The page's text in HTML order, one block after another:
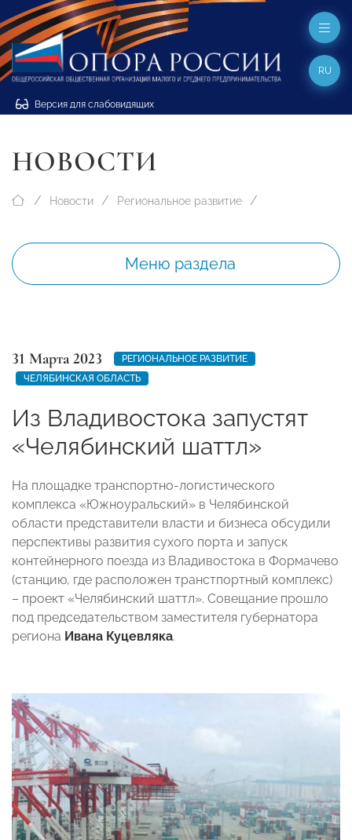
Версия для слабовидящих
RU
НОВОСТИ
Новости Региональное развитие
Меню раздела
31 Марта 2023
РЕГИОНАЛЬНОЕ РАЗВИТИЕ
ЧЕЛЯБИНСКАЯ ОБЛАСТЬ
Из Владивостока запустят
«Челябинский шаттл»
На площадке транспортно-логистического
комплекса «Южноуральский» в Челябинской
области представители власти и бизнеса обсудили
перспективы развития сухого порта и запуск
контейнерного поезда из Владивостока в Формачево
(станцию, где расположен транстпортный комплекс)
– проект «Челябинский шаттл». Совещание прошло
под председательством заместителя губернатора
региона Ивана Куцевляка.